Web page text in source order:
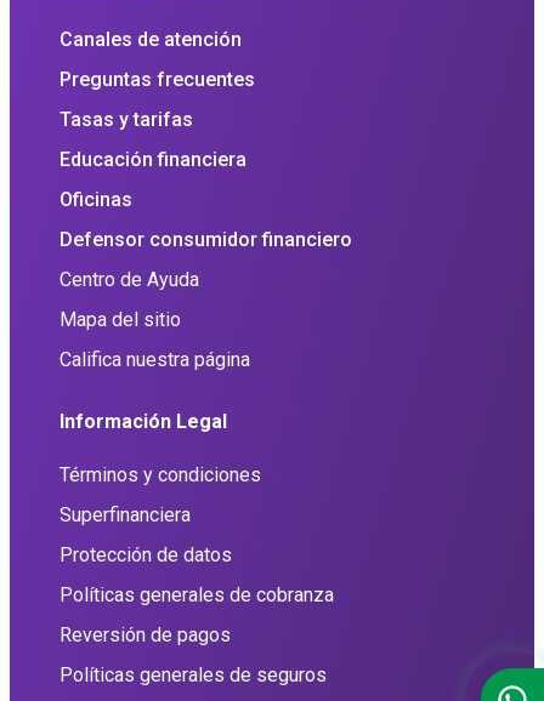
Canales de atención
Preguntas frecuentes
Tasas y tarifas
Educación financiera
Oficinas
Defensor consumidor financiero
Centro de Ayuda
Mapa del sitio
Califica nuestra página
Información Legal
Términos y condiciones
Superfinanciera
Protección de datos
Políticas generales de cobranza
Reversión de pagos
Políticas generales de seguros